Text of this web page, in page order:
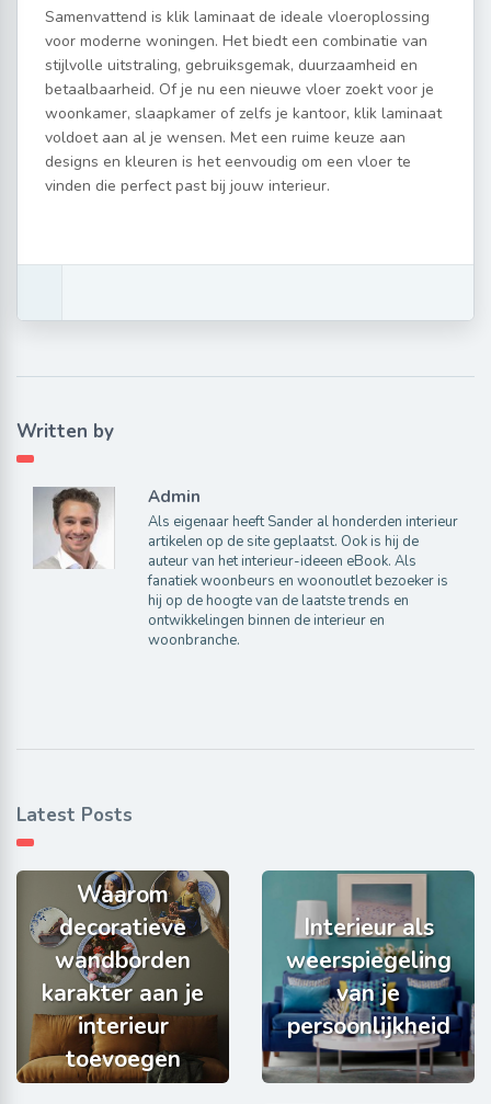
Samenvattend is klik laminaat de ideale vloeroplossing
voor moderne woningen. Het biedt een combinatie van
stijlvolle uitstraling, gebruiksgemak, duurzaamheid en
betaalbaarheid. Of je nu een nieuwe vloer zoekt voor je
woonkamer, slaapkamer of zelfs je kantoor, klik laminaat
voldoet aan al je wensen. Met een ruime keuze aan
designs en kleuren is het eenvoudig om een vloer te
vinden die perfect past bij jouw interieur.
Written by
Admin
Als eigenaar heeft Sander al honderden interieur
artikelen op de site geplaatst. Ook is hij de
auteur van het interieur-ideeen eBook. Als
fanatiek woonbeurs en woonoutlet bezoeker is
hij op de hoogte van de laatste trends en
ontwikkelingen binnen de interieur en
woonbranche.
Latest Posts
Waarom
decoratieve
wandborden
karakter aan je
interieur
toevoegen
Interieur als
weerspiegeling
van je
persoonlijkheid